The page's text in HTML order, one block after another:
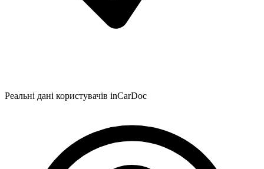
Реальні дані користувачів inCarDoc